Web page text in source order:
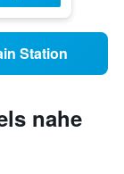
Station
nahe